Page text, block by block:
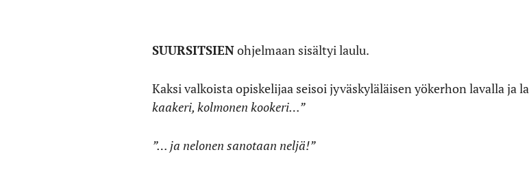
SUURSITSIENohjelmaan sisältyi laulu.
Kaksi valkoista opiskelijaa seisoi jyväskyläläisen yökerhon lavalla ja
kaakeri, kolmonen kookeri…”
”… ja nelonen sanotaan neljä!”